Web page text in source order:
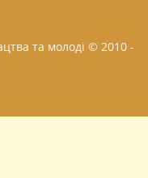
та молоді © 2010 -